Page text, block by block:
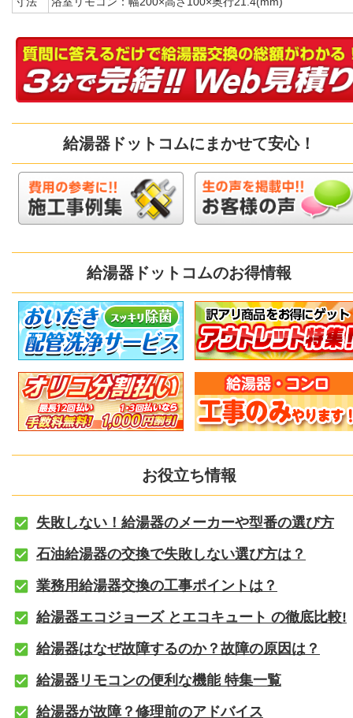
給湯器ドットコムにまかせて安心！
給湯器ドットコムのお得情報
お役立ち情報
失敗しない！給湯器のメーカーや型番の選び方
石油給湯器の交換で失敗しない選び方は？
業務用給湯器交換の工事ポイントは？
給湯器エコジョーズ とエコキュート の徹底比較!
給湯器はなぜ故障するのか？故障の原因は？
給湯器リモコンの便利な機能 特集一覧
給湯器が故障？修理前のアドバイス